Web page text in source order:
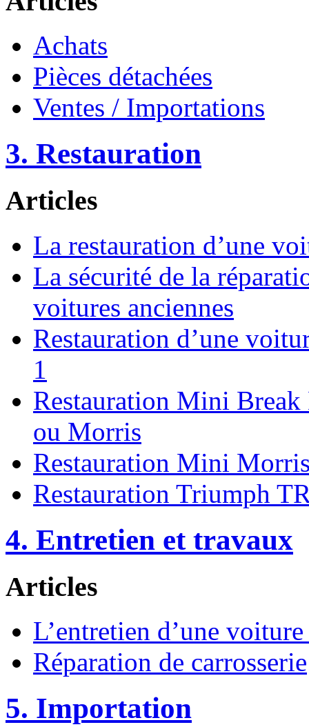
Achats
Pièces détachées
Ventes / Importations
3. Restauration
Articles
La restauration d’une
La sécurité de la
voitures anciennes
Restauration d’une
1
Restauration Mini
ou Morris
Restauration Mini
Restauration Triumph
4. Entretien et travaux
Articles
L’entretien d’une
Réparation de carrosserie
5. Importation